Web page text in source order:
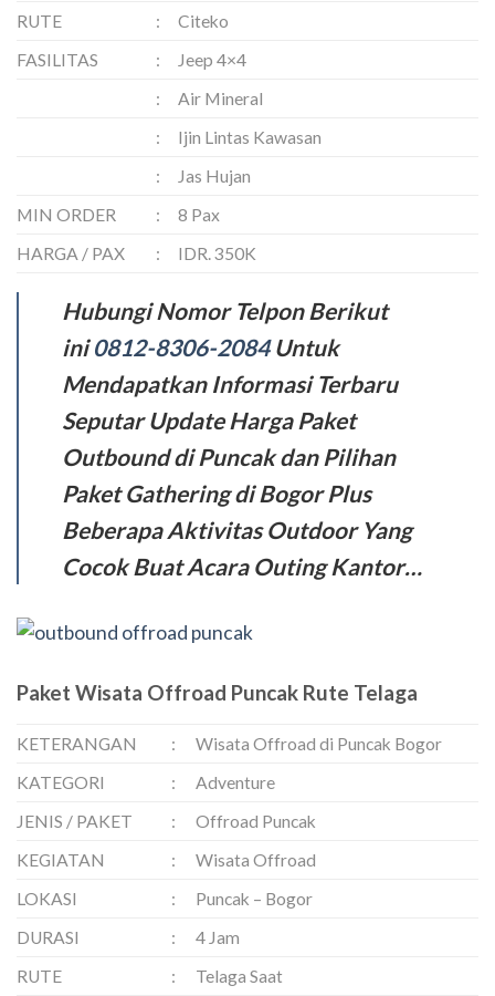
RUTE
:
Citeko
FASILITAS
:
Jeep 4×4
:
Air Mineral
:
Ijin Lintas Kawasan
:
Jas Hujan
MIN ORDER
:
8 Pax
HARGA / PAX
: IDR. 350K
Hubungi Nomor Telpon Berikut
ini0812-8306-2084Untuk
Mendapatkan Informasi Terbaru
Seputar Update Harga Paket
Outbound di Puncak dan Pilihan
Paket Gathering di Bogor Plus
Beberapa Aktivitas Outdoor Yang
Cocok Buat Acara Outing Kantor…
Paket Wisata Offroad Puncak Rute Telaga
KETERANGAN :
Wisata Offroad di Puncak Bogor
KATEGORI
:
Adventure
JENIS / PAKET
:
Offroad Puncak
KEGIATAN
:
Wisata Offroad
LOKASI
:
Puncak – Bogor
DURASI
:
4 Jam
RUTE
:
Telaga Saat